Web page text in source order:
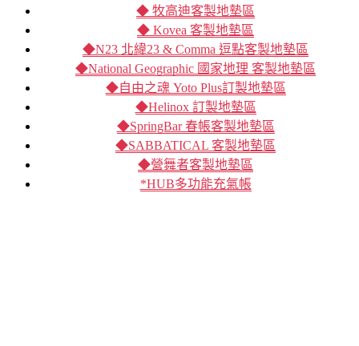
◆ 牧高迪客製地墊區
◆ Kovea 客製地墊區
◆N23 北緯23 & Comma 逗點客製地墊區
◆National Geographic 國家地理 客製地墊區
◆自由之魂 Yoto Plus訂製地墊區
◆Helinox 訂製地墊區
◆SpringBar 春帳客製地墊區
◆SABBATICAL 客製地墊區
◆營舞者客製地墊區
*HUB多功能充氣帳